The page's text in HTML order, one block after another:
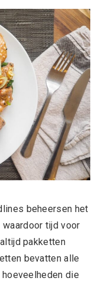
beheersen het
tijd voor
pakketten
bevatten alle
die